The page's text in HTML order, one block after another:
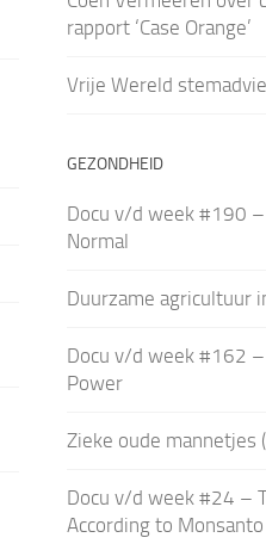
rapport ‘Case Orange’
Vrije Wereld
GEZONDHEID
Docu v/d week #190
Normal
Duurzame agricultuur
Docu v/d week #162 –
Power
Zieke oude mannetjes
Docu v/d week #24 –
According to Monsanto